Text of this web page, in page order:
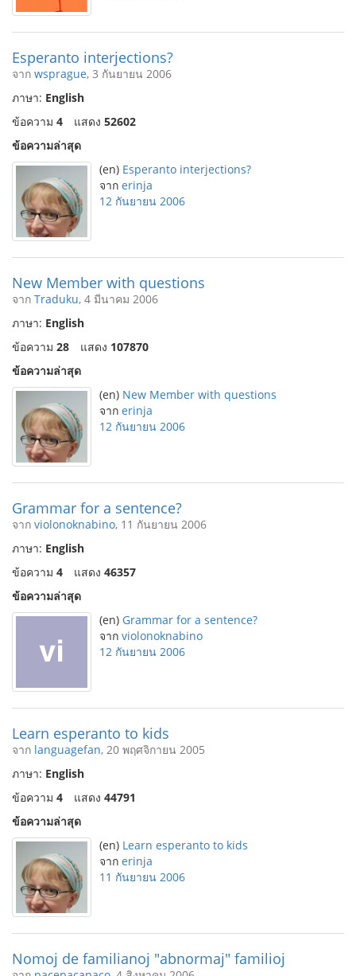
Esperanto interjections?
จาก wsprague, 3 กันยายน 2006
ภาษา: English
ข้อความ 4 แสดง 52602
ข้อความล่าสุด
(en) Esperanto interjections?
จาก erinja
12 กันยายน 2006
New Member with questions
จาก Traduku, 4 มีนาคม 2006
ภาษา: English
ข้อความ 28 แสดง 107870
ข้อความล่าสุด
(en) New Member with questions
จาก erinja
12 กันยายน 2006
Grammar for a sentence?
จาก violonoknabino, 11 กันยายน 2006
ภาษา: English
ข้อความ 4 แสดง 46357
ข้อความล่าสุด
(en) Grammar for a sentence?
จาก violonoknabino
12 กันยายน 2006
Learn esperanto to kids
จาก languagefan, 20 พฤศจิกายน 2005
ภาษา: English
ข้อความ 4 แสดง 44791
ข้อความล่าสุด
(en) Learn esperanto to kids
จาก erinja
11 กันยายน 2006
Nomoj de familianoj "abnormaj" familioj